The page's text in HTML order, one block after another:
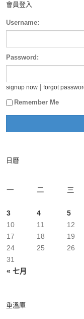
會員登入
Username:
Password:
signup now forgot
Remember Me
日曆
一
二 三
« 七月
3
4 5
10
11 12
17
18 19
24
25 26
31
重溫庫